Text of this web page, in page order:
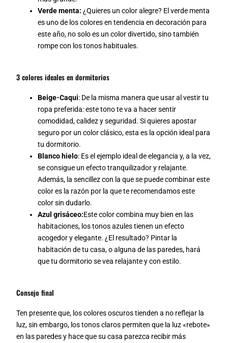
Verde menta:¿Quieres un color alegre? El verde menta
es uno de los colores en tendencia en decoración para
este año, no solo es un color divertido, sino también
rompe con los tonos habituales.
3 colores ideales en dormitorios
Beige-Caqui: De la misma manera que usar al vestir tu
ropa preferida: este tono te va a hacer sentir
comodidad, calidez y seguridad. Si quieres apostar
seguro por un color clásico, esta es la opción ideal para
tu dormitorio.
Blanco hielo: Es el ejemplo ideal de elegancia y, a la vez,
se consigue un efecto tranquilizador y relajante.
Además, la sencillez con la que se puede combinar este
color es la razón por la que te recomendamos este
color sin dudarlo.
Azul grisáceo:Este color combina muy bien en las
habitaciones, los tonos azules tienen un efecto
acogedor y elegante. ¿El resultado? Pintar la
habitación de tu casa, o alguna de las paredes, hará
que tu dormitorio se vea relajante y con estilo.
Consejo final
Ten presente que, los colores oscuros tienden a no reflejar la
luz, sin embargo, los tonos claros permiten que la luz «rebote»
en las paredes y hace que su casa parezca recibir más